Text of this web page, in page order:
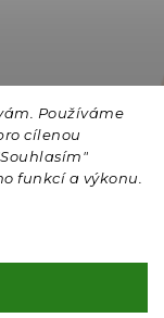
Používáme
cílenou
funkcí a výkonu.
práva vyhrazena.